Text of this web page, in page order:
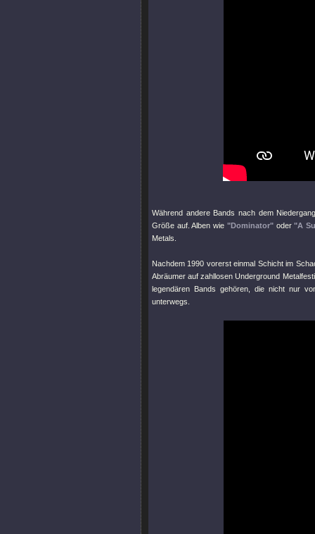
Während andere Bands nach dem
Größe auf. Alben wie "Dominator"oder"A
Metals.
Nachdem 1990 vorerst einmal Schicht im
Abräumer auf zahllosen Underground
legendären Bands gehören, die nicht nur
unterwegs.